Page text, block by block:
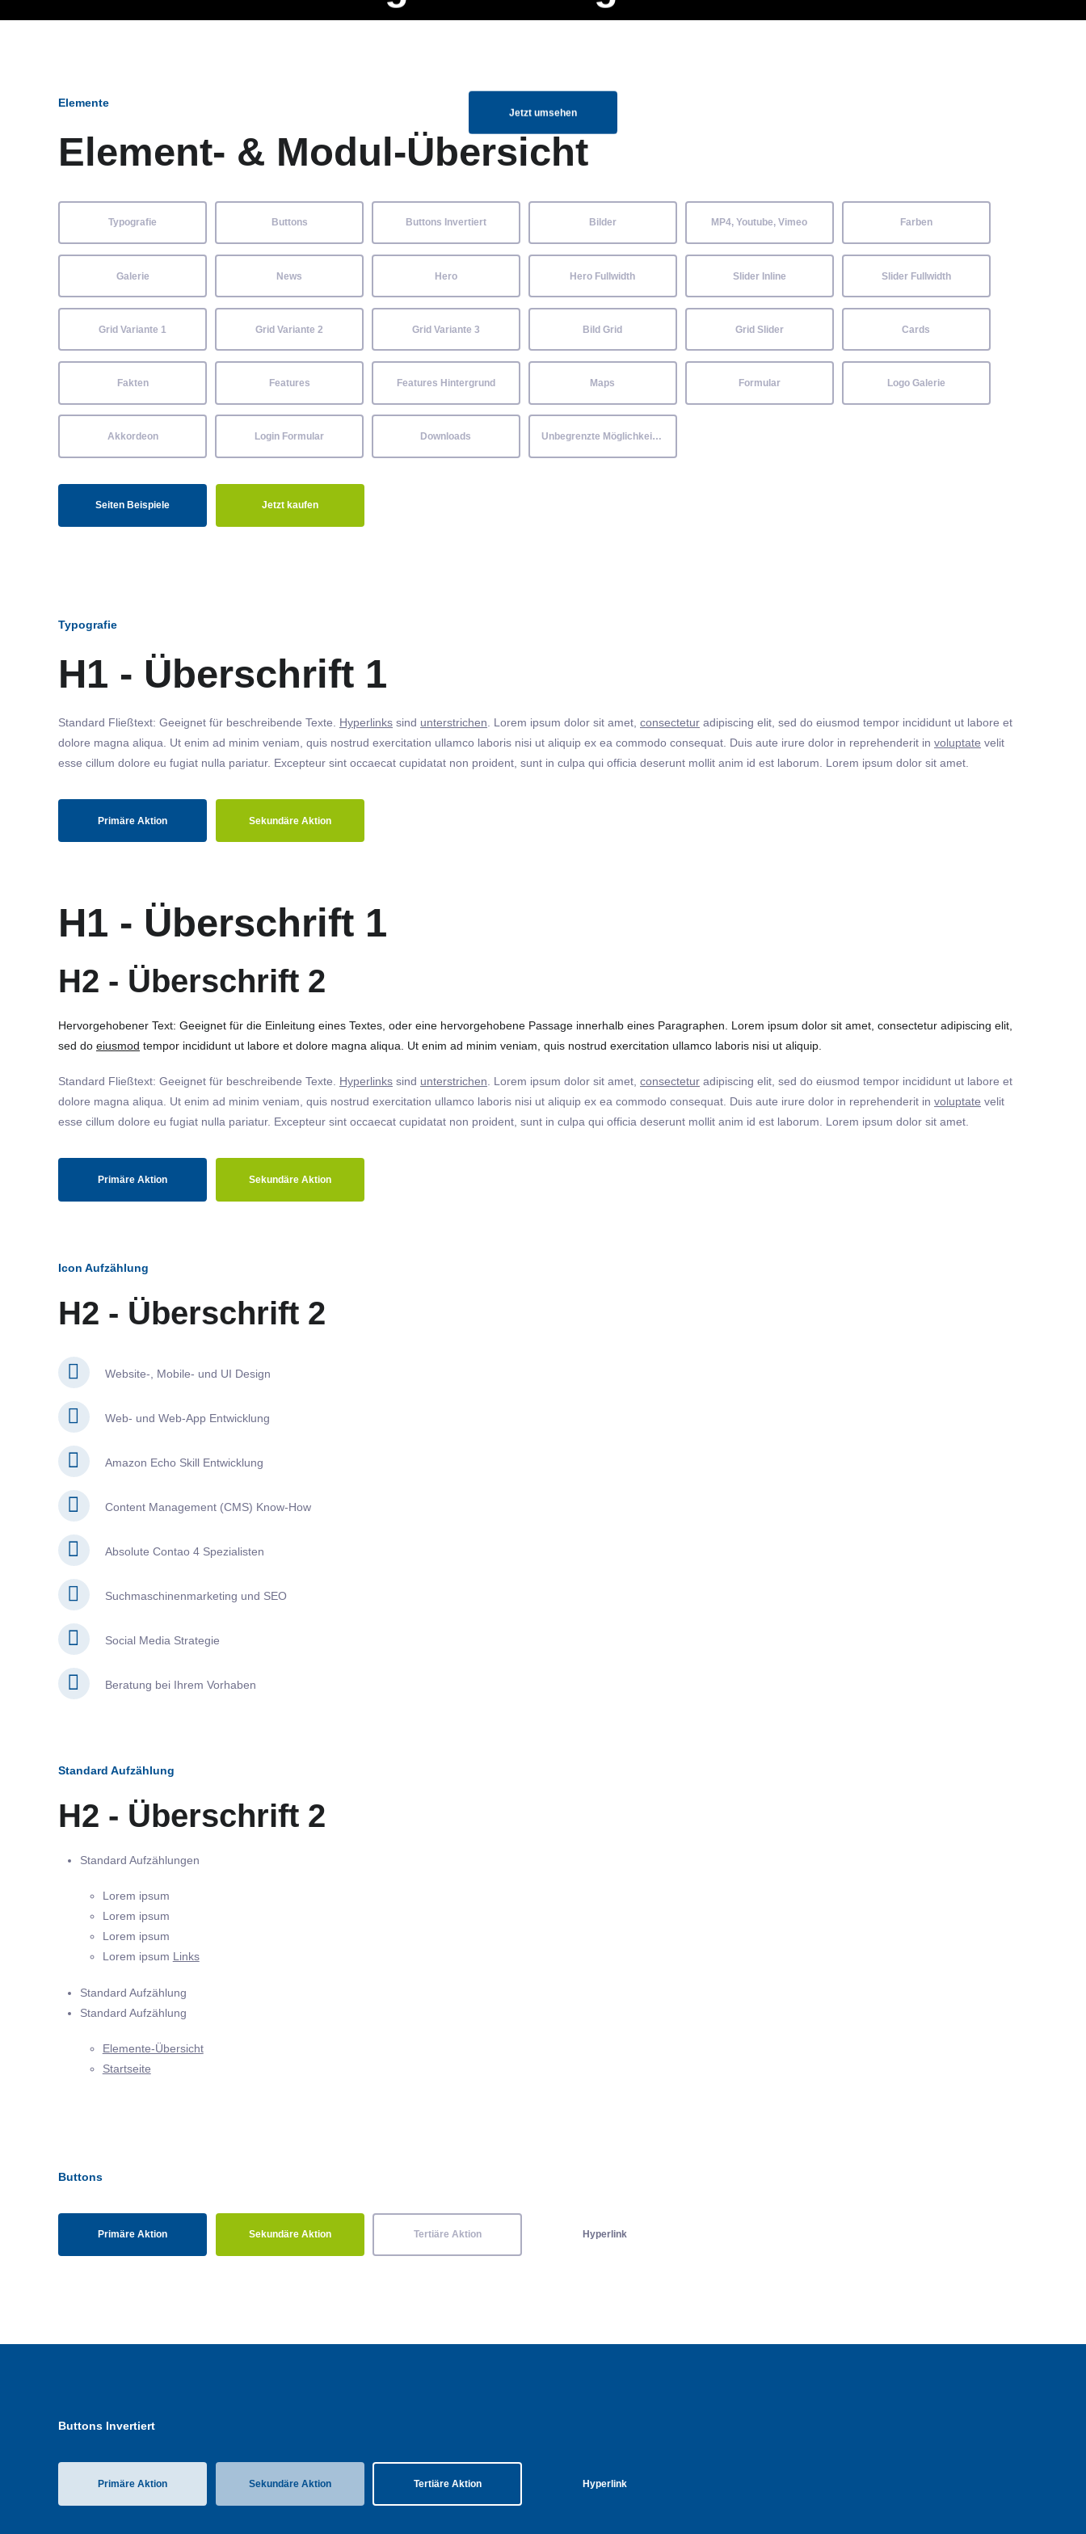
Jetzt umsehen
Elemente
Element- & Modul-Übersicht
Typografie Buttons Buttons Invertiert Bilder MP4, Youtube, Vimeo Farben
Galerie News Hero Hero Fullwidth Slider Inline Slider Fullwidth
Grid Variante 1 Grid Variante 2 Grid Variante 3 Bild Grid Grid Slider Cards
Fakten Features Features Hintergrund Maps Formular Logo Galerie
Akkordeon Login Formular Downloads Unbegrenzte Möglichkeiten
Seiten Beispiele Jetzt kaufen
Typografie
H1 - Überschrift 1
Standard Fließtext: Geeignet für beschreibende Texte. Hyperlinks sind unterstrichen . Lorem ipsum dolor sit amet, consectetur adipiscing elit, sed do eiusmod tempor incididunt ut labore et
dolore magna aliqua. Ut enim ad minim veniam, quis nostrud exercitation ullamco laboris nisi ut aliquip ex ea commodo consequat. Duis aute irure dolor in reprehenderit in voluptate velit
esse cillum dolore eu fugiat nulla pariatur. Excepteur sint occaecat cupidatat non proident, sunt in culpa qui officia deserunt mollit anim id est laborum. Lorem ipsum dolor sit amet.
Primäre Aktion Sekundäre Aktion
H1 - Überschrift 1
H2 - Überschrift 2
Hervorgehobener Text: Geeignet für die Einleitung eines Textes, oder eine hervorgehobene Passage innerhalb eines Paragraphen. Lorem ipsum dolor sit amet, consectetur adipiscing elit,
sed do eiusmod tempor incididunt ut labore et dolore magna aliqua. Ut enim ad minim veniam, quis nostrud exercitation ullamco laboris nisi ut aliquip.
Standard Fließtext: Geeignet für beschreibende Texte. Hyperlinks sind unterstrichen. Lorem ipsum dolor sit amet, consectetur adipiscing elit, sed do eiusmod tempor incididunt ut labore et
dolore magna aliqua. Ut enim ad minim veniam, quis nostrud exercitation ullamco laboris nisi ut aliquip ex ea commodo consequat. Duis aute irure dolor in reprehenderit in voluptate velit
esse cillum dolore eu fugiat nulla pariatur. Excepteur sint occaecat cupidatat non proident, sunt in culpa qui officia deserunt mollit anim id est laborum. Lorem ipsum dolor sit amet.
Primäre Aktion Sekundäre Aktion
Icon Aufzählung
H2 - Überschrift 2
Website-, Mobile- und UI Design
Web- und Web-App Entwicklung
Amazon Echo Skill Entwicklung
Content Management (CMS) Know-How
Absolute Contao 4 Spezialisten
Suchmaschinenmarketing und SEO
Social Media Strategie
Beratung bei Ihrem Vorhaben
Standard Aufzählung
H2 - Überschrift 2
Standard Aufzählungen
Lorem ipsum
Lorem ipsum
Lorem ipsum
Lorem ipsum Links
Standard Aufzählung
Standard Aufzählung
Elemente-Übersicht
Startseite
Buttons
Primäre Aktion Sekundäre Aktion Tertiäre Aktion Hyperlink
Buttons Invertiert
Primäre Aktion Sekundäre Aktion Tertiäre Aktion Hyperlink